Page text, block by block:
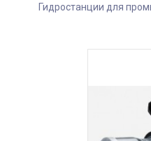
Гидростанции для